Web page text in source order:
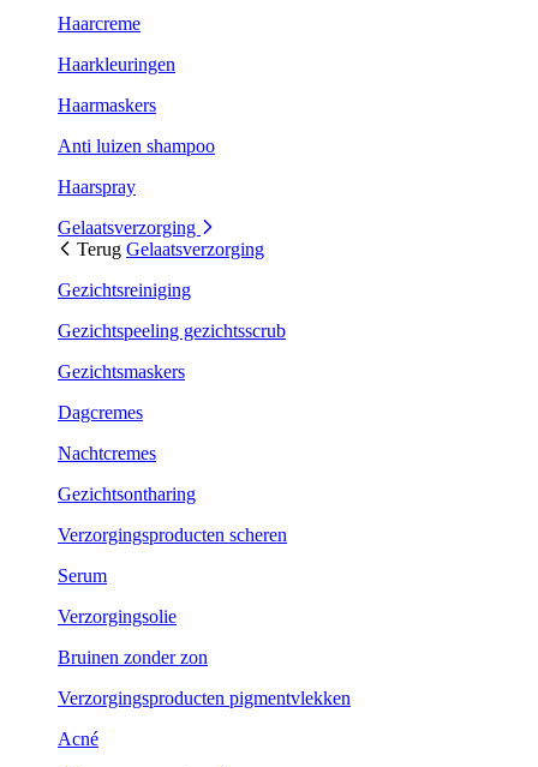
Haarcreme
Haarkleuringen
Haarmaskers
Anti luizen shampoo
Haarspray
Gelaatsverzorging
Terug Gelaatsverzorging
Gezichtsreiniging
Gezichtspeeling gezichtsscrub
Gezichtsmaskers
Dagcremes
Nachtcremes
Gezichtsontharing
Verzorgingsproducten scheren
Serum
Verzorgingsolie
Bruinen zonder zon
Verzorgingsproducten pigmentvlekken
Acné